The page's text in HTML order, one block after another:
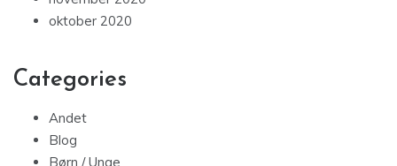
oktober 2020
Categories
Andet
Blog
Børn / Unge